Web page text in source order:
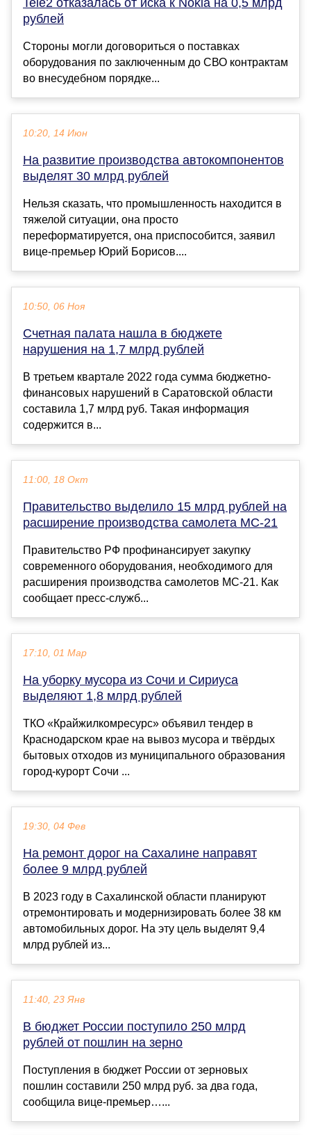
Tele2 отказалась от иска к Nokia на 0,5 млрд
рублей
Стороны могли договориться о поставках
оборудования по заключенным до СВО контрактам
во внесудебном порядке...
10:20, 14 Июн
На развитие производства автокомпонентов
выделят 30 млрд рублей
Нельзя сказать, что промышленность находится в
тяжелой ситуации, она просто
переформатируется, она приспособится, заявил
вице-премьер Юрий Борисов....
10:50, 06 Ноя
Счетная палата нашла в бюджете
нарушения на 1,7 млрд рублей
В третьем квартале 2022 года сумма бюджетно-
финансовых нарушений в Саратовской области
составила 1,7 млрд руб. Такая информация
содержится в...
11:00, 18 Окт
Правительство выделило 15 млрд рублей на
расширение производства самолета МС-21
Правительство РФ профинансирует закупку
современного оборудования, необходимого для
расширения производства самолетов МС-21. Как
сообщает пресс-служб...
17:10, 01 Мар
На уборку мусора из Сочи и Сириуса
выделяют 1,8 млрд рублей
ТКО «Крайжилкомресурс» объявил тендер в
Краснодарском крае на вывоз мусора и твёрдых
бытовых отходов из муниципального образования
город-курорт Сочи ...
19:30, 04 Фев
На ремонт дорог на Сахалине направят
более 9 млрд рублей
В 2023 году в Сахалинской области планируют
отремонтировать и модернизировать более 38 км
автомобильных дорог. На эту цель выделят 9,4
млрд рублей из...
11:40, 23 Янв
В бюджет России поступило 250 млрд
рублей от пошлин на зерно
Поступления в бюджет России от зерновых
пошлин составили 250 млрд руб. за два года,
сообщила вице-премьер…...